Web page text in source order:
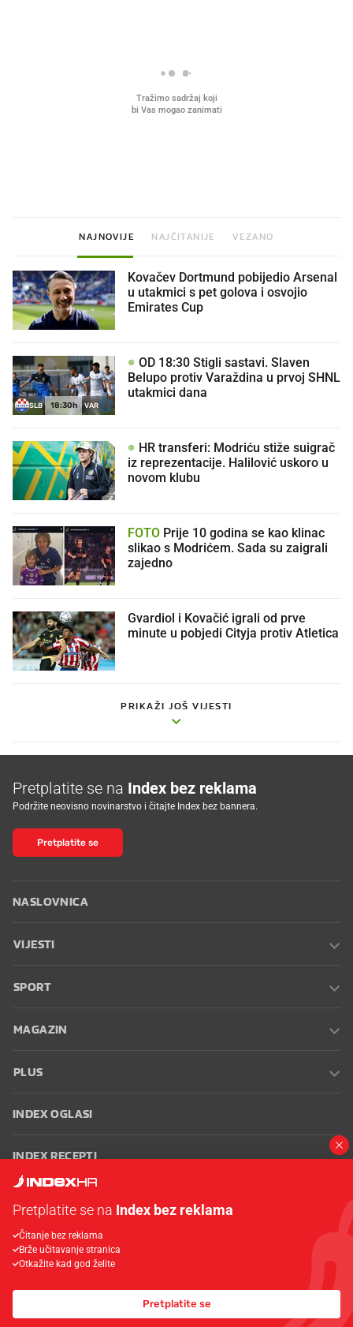
NAJNOVIJE NAJČITANIJE VEZANO
Kovačev Dortmund pobijedio Arsenal
u utakmici s pet golova i osvojio
Emirates Cup
SLB 18:30h VAR
OD 18:30 Stigli sastavi. Slaven
Belupo protiv Varaždina u prvoj SHNL
utakmici dana
HR transferi: Modriću stiže suigrač
iz reprezentacije. Halilović uskoro u
novom klubu
FOTO
slikao s Modrićem. Sada su zaigrali
zajedno
Gvardiol i Kovačić igrali od prve
minute u pobjedi Cityja protiv Atletica
PRIKAŽI JOŠ VIJESTI
Pretplatite se na Index bez reklama
Podržite neovisno novinarstvo i čitajte Index bez bannera.
Pretplatite se
NASLOVNICA
VIJESTI
SPORT
MAGAZIN
PLUS
INDEX OGLASI
INDEX RECEPTI
Oglašavanje Zaposli se na Indexu
korištenja
Postavke kolačića
© 2026 Index
Pretplatite se na Index bez reklama
Čitanje bez reklama
Brže učitavanje stranica
Otkažite kad god želite
Pretplatite se